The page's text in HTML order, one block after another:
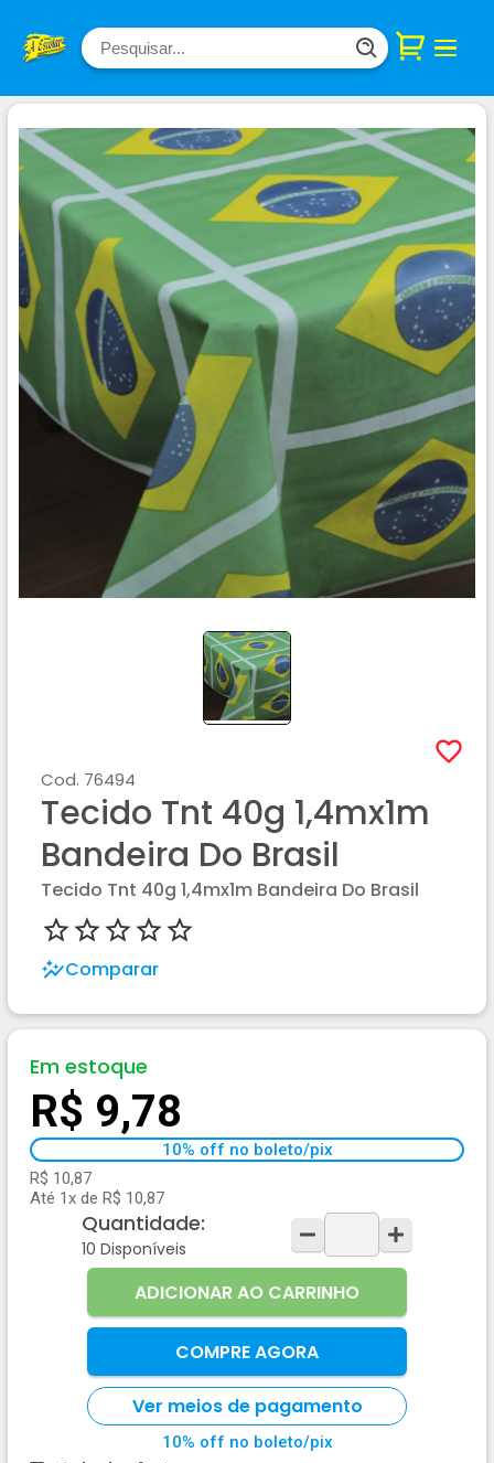
Cod. 76494
Tecido Tnt 40g 1,4mx1m
Bandeira Do Brasil
Tecido Tnt 40g 1,4mx1m Bandeira Do Brasil
Comparar
Em estoque
R$ 9,78
10% off no boleto/pix
R$ 10,87
Até 1x de R$ 10,87
Quantidade:
10 Disponíveis
ADICIONAR AO CARRINHO
COMPRE AGORA
Ver meios de pagamento
10% off no boleto/pix